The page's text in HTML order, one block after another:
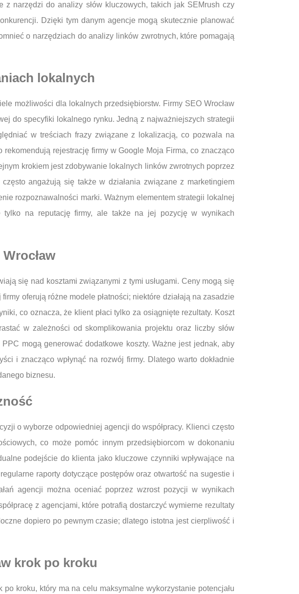
z narzędzi do analizy słów kluczowych, takich jak SEMrush czy
Dzięki tym danym agencje mogą skutecznie planować
o narzędziach do analizy linków zwrotnych, które pomagają
lokalnych
możliwości dla lokalnych przedsiębiorstw. Firmy SEO Wrocław
do specyfiki lokalnego rynku. Jedną z najważniejszych strategii
w treściach frazy związane z lokalizacją, co pozwala na
rejestrację firmy w Google Moja Firma, co znacząco
krokiem jest zdobywanie lokalnych linków zwrotnych poprzez
angażują się także w działania związane z marketingiem
rozpoznawalności marki. Ważnym elementem strategii lokalnej
na reputację firmy, ale także na jej pozycję w wynikach
się nad kosztami związanymi z tymi usługami. Ceny mogą się
oferują różne modele płatności; niektóre działają na zasadzie
co oznacza, że klient płaci tylko za osiągnięte rezultaty. Koszt
w zależności od skomplikowania projektu oraz liczby słów
mogą generować dodatkowe koszty. Ważne jest jednak, aby
i znacząco wpłynąć na rozwój firmy. Dlatego warto dokładnie
biznesu.
o wyborze odpowiedniej agencji do współpracy. Klienci często
co może pomóc innym przedsiębiorcom w dokonaniu
podejście do klienta jako kluczowe czynniki wpływające na
raporty dotyczące postępów oraz otwartość na sugestie i
agencji można oceniać poprzez wzrost pozycji w wynikach
z agencjami, które potrafią dostarczyć wymierne rezultaty
dopiero po pewnym czasie; dlatego istotna jest cierpliwość i
krok po kroku
kroku, który ma na celu maksymalne wykorzystanie potencjału